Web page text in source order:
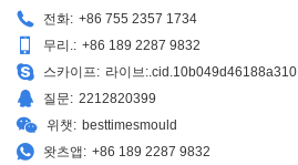
전화: +86 755 2357 1734
무리.: +86 189 2287 9832
스카이프: 라이브:.cid.10b049d46188a310
질문: 2212820399
위챗: besttimesmould
왓츠앱: +86 189 2287 9832